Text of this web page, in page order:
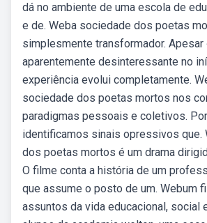
dá no ambiente de uma escola de
e de. Weba sociedade dos poetas
simplesmente transformador. Apesar
aparentemente desinteressante no
experiência evolui completamente.
sociedade dos poetas mortos nos
paradigmas pessoais e coletivos.
identificamos sinais opressivos que.
dos poetas mortos é um drama
O filme conta a história de um
que assume o posto de um. Webum
assuntos da vida educacional, social